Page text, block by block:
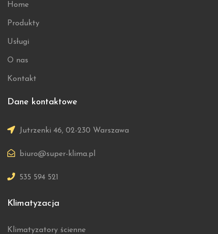
Home
Produkty
Usługi
O nas
Kontakt
Dane kontaktowe
Jutrzenki 46, 02-230 Warszawa
biuro@super-klima.pl
535 594 521
Klimatyzacja
Klimatyzatory ścienne